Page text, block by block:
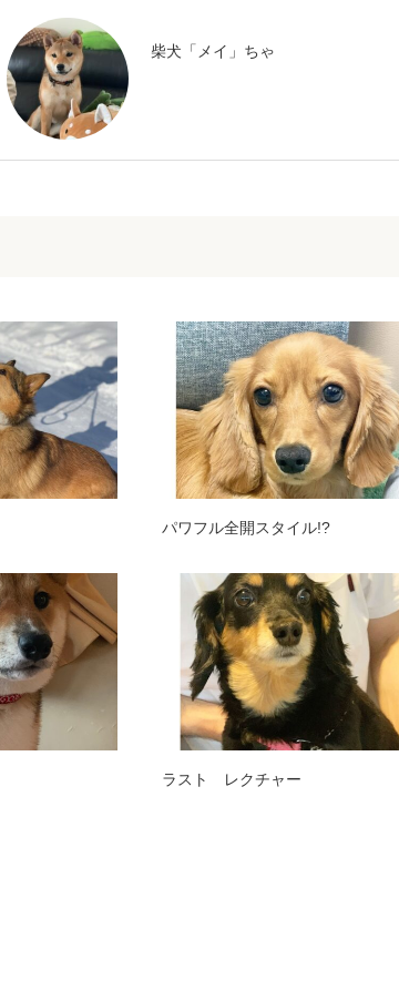
柴犬「メイ」ちゃ
パワフル全開スタイル!?
ラスト レクチャー